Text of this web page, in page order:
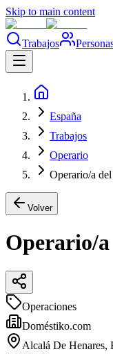
Skip to main content
Trabajos
España
Trabajos
Operario
Operario/a
Volver
Operario/
Operaciones
Doméstiko.com
Alcalá De Henares,